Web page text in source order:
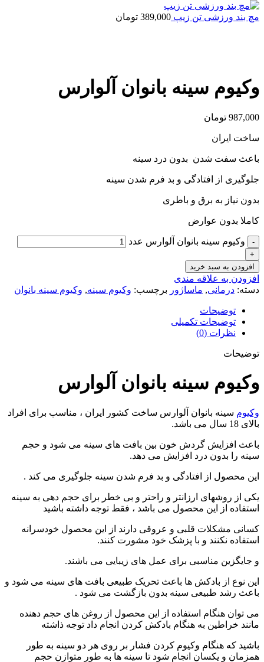
مچ بند ورزشی تن زیپ 389,000 تومان
وکیوم سینه بانوان آلوارس
987,000 تومان
ساخت ایران
باعث سفت شدن بدون درد سینه
جلوگیری از افتادگی و بد فرم شدن سینه
بدون نیاز به برق و باطری
کاملا بدون عوارض
وکیوم سینه بانوان آلوارس عدد
افزودن به سبد خرید
افزودن به علاقه مندی
دسته: درمانی, ماساژور برچسب: وکیوم سینه, وکیوم سینه بانوان
توضیحات
توضیحات تکمیلی
نظرات (0)
توضیحات
وکیوم سینه بانوان آلوارس
وکیوم سینه بانوان آلوارس ساخت کشور ایران ، مناسب برای افراد
بالای 18 سال می باشد.
باعث افزایش گردش خون بین بافت های سینه می شود و حجم
سینه را بدون درد افزایش می دهد.
این محصول از افتادگی و بد فرم شدن سینه جلوگیری می کند .
یکی از روشهای ارزانتر و راحتر و بی خطر برای حجم دهی به سینه
استفاده از این محصول می باشد ، فقط توجه داشته باشید
کسانی مشکلات قلبی و عروقی دارند از این محصول خودسرانه
استفاده نکنند و با پزشک خود مشورت کنند.
و جایگزین مناسبی برای عمل های زیبایی می باشند.
این نوع از بادکش ها باعث تحریک طبیعی بافت های سینه می شود و
باعث رشد طبیعی سینه بدون بازگشت می شود .
می توان هنگام استفاده از این محصول از روغن های حجم دهنده
مانند خراطین به هنگام بادکش کردن انجام داد توجه ذاشته
باشید که هنگام وکیوم کردن فشار بر روی هر دو سینه به طور
همزمان و یکسان انجام شود تا سینه ها به طور متوازن حجم